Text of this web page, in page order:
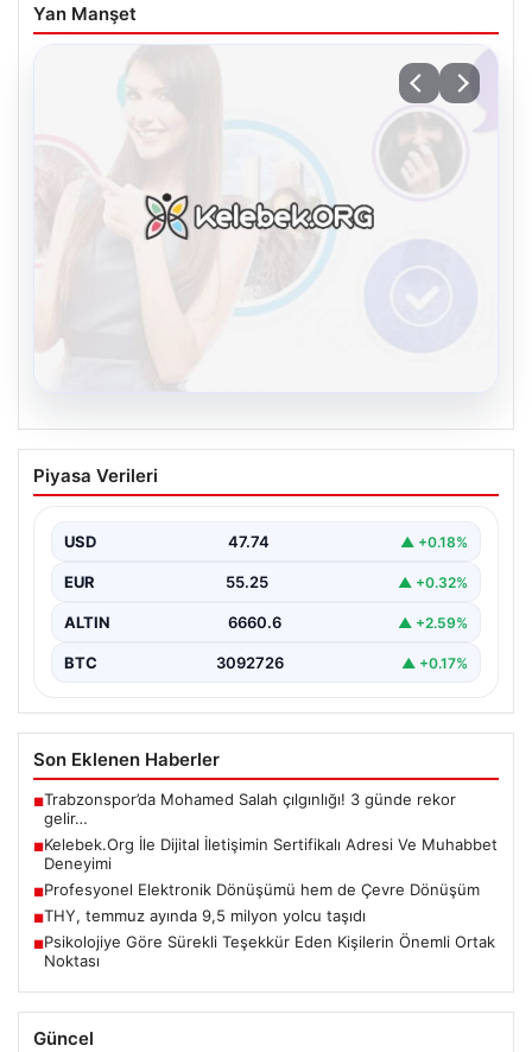
Yan Manşet
08.08.2026
Kelebek.Org İle Dijital İletişimin
Sertifikalı Adresi Ve Muhabbet
Sanal ortamında insanların kaliteli bir şekilde bağlantı
olarak…
Piyasa Verileri
USD 47.74 ▲ +0.18%
EUR 55.25 ▲ +0.32%
ALTIN 6660.6 ▲ +2.59%
BTC 3092726 ▲ +0.17%
Son Eklenen Haberler
■Trabzonspor’da Mohamed Salah çılgınlığı! 3 günde rekor
gelir…
■Kelebek.Org İle Dijital İletişimin Sertifikalı Adresi Ve Muhabbet
Deneyimi
■Profesyonel Elektronik Dönüşümü hem de Çevre Dönüşüm
■THY, temmuz ayında 9,5 milyon yolcu taşıdı
■Psikolojiye Göre Sürekli Teşekkür Eden Kişilerin Önemli Ortak
Noktası
Güncel